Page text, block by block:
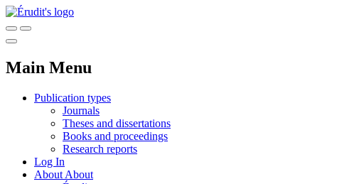
Main Menu
Publication types
Journals
Theses and dissertations
Books and proceedings
Research reports
Log In
About About